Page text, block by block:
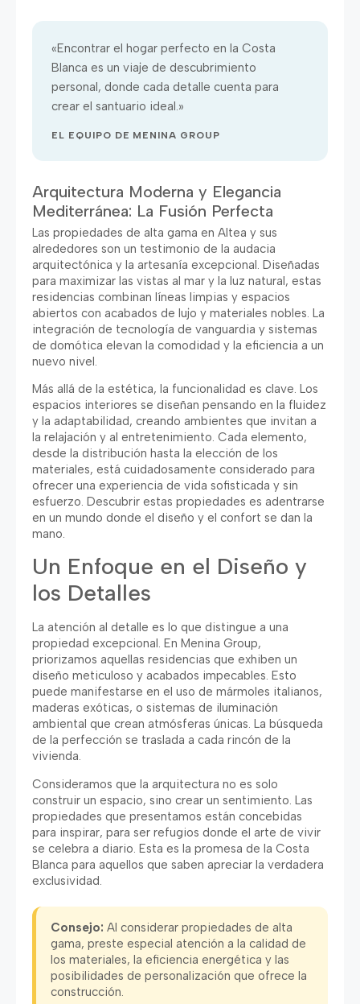
«Encontrar el hogar perfecto en la Costa
Blanca es un viaje de descubrimiento
personal, donde cada detalle cuenta para
crear el santuario ideal.»
EL EQUIPO DE MENINA GROUP
Arquitectura Moderna y Elegancia
Mediterránea: La Fusión Perfecta
Las propiedades de alta gama en Altea y sus
alrededores son un testimonio de la audacia
arquitectónica y la artesanía excepcional. Diseñadas
para maximizar las vistas al mar y la luz natural, estas
residencias combinan líneas limpias y espacios
abiertos con acabados de lujo y materiales nobles. La
integración de tecnología de vanguardia y sistemas
de domótica elevan la comodidad y la eficiencia a un
nuevo nivel.
Más allá de la estética, la funcionalidad es clave. Los
espacios interiores se diseñan pensando en la fluidez
y la adaptabilidad, creando ambientes que invitan a
la relajación y al entretenimiento. Cada elemento,
desde la distribución hasta la elección de los
materiales, está cuidadosamente considerado para
ofrecer una experiencia de vida sofisticada y sin
esfuerzo. Descubrir estas propiedades es adentrarse
en un mundo donde el diseño y el confort se dan la
mano.
Un Enfoque en el Diseño y
los Detalles
La atención al detalle es lo que distingue a una
propiedad excepcional. En Menina Group,
priorizamos aquellas residencias que exhiben un
diseño meticuloso y acabados impecables. Esto
puede manifestarse en el uso de mármoles italianos,
maderas exóticas, o sistemas de iluminación
ambiental que crean atmósferas únicas. La búsqueda
de la perfección se traslada a cada rincón de la
vivienda.
Consideramos que la arquitectura no es solo
construir un espacio, sino crear un sentimiento. Las
propiedades que presentamos están concebidas
para inspirar, para ser refugios donde el arte de vivir
se celebra a diario. Esta es la promesa de la Costa
Blanca para aquellos que saben apreciar la verdadera
exclusividad.
Consejo: Al considerar propiedades de alta
gama, preste especial atención a la calidad de
los materiales, la eficiencia energética y las
posibilidades de personalización que ofrece la
construcción.